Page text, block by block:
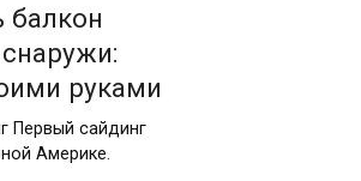
балкон
руками
Первый сайдинг
Америке.